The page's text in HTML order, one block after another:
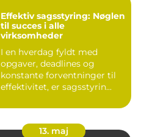
Effektiv sagsstyring: Nøglen
til succes i alle
virksomheder
I en hverdag fyldt med
opgaver, deadlines og
konstante forventninger til
effektivitet, er sagsstyrin...
13. maj